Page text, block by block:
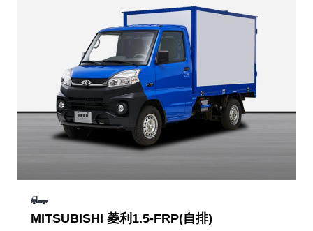
MITSUBISHI 菱利1.5-FRP(自排)